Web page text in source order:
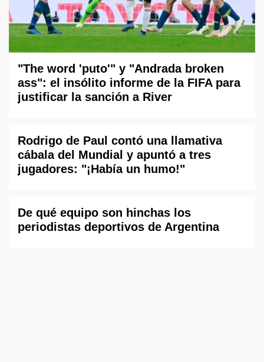
"The word 'puto'" y "Andrada broken
ass": el insólito informe de la FIFA para
justificar la sanción a River
Rodrigo de Paul contó una llamativa
cábala del Mundial y apuntó a tres
jugadores: "¡Había un humo!"
De qué equipo son hinchas los
periodistas deportivos de Argentina